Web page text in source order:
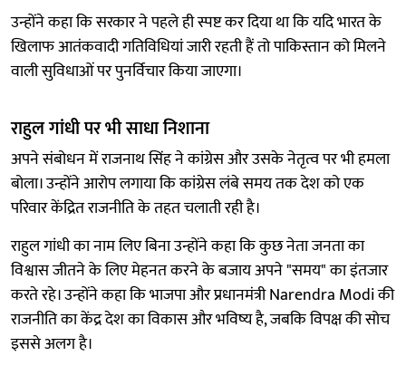
उन्होंने कहा कि सरकार ने पहले ही स्पष्ट कर दिया था कि यदि भारत के
खिलाफ आतंकवादी गतिविधियां जारी रहती हैं तो पाकिस्तान को मिलने
वाली सुविधाओं पर पुनर्विचार किया जाएगा।
राहुल गांधी पर भी साधा निशाना
अपने संबोधन में राजनाथ सिंह ने कांग्रेस और उसके नेतृत्व पर भी हमला
बोला। उन्होंने आरोप लगाया कि कांग्रेस लंबे समय तक देश को एक
परिवार केंद्रित राजनीति के तहत चलाती रही है।
राहुल गांधी का नाम लिए बिना उन्होंने कहा कि कुछ नेता जनता का
विश्वास जीतने के लिए मेहनत करने के बजाय अपने "समय" का इंतजार
करते रहे। उन्होंने कहा कि भाजपा और प्रधानमंत्री Narendra Modi की
राजनीति का केंद्र देश का विकास और भविष्य है, जबकि विपक्ष की सोच
इससे अलग है।